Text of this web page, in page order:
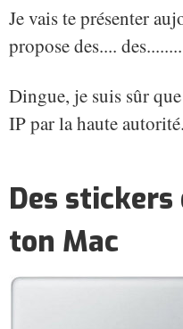
Je vais te présenter
propose des....
Dingue, je suis sûr
IP par la haute autorité.
Des
ton Mac